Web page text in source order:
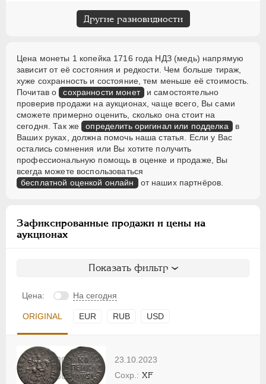
Другие разновидности
Цена монеты 1 копейка 1716 года НДЗ (медь) напрямую
зависит от её состояния и редкости. Чем больше тираж,
хуже сохранность и состояние, тем меньше её стоимость.
Почитав о сохранности монет и самостоятельно
проверив продажи на аукционах, чаще всего, Вы сами
сможете примерно оценить, сколько она стоит на
сегодня. Так же определить оригинал или подделка в
Ваших руках, должна помочь наша статья. Если у Вас
остались сомнения или Вы хотите получить
профессиональную помощь в оценке и продаже, Вы
всегда можете воспользоваться
бесплатной оценкой онлайн от наших партнёров.
Зафиксированные продажи и цены на
аукционах
Показать фильтр
Цена: На сегодня
ORIGINAL EUR RUB USD
23.10.2023
XF